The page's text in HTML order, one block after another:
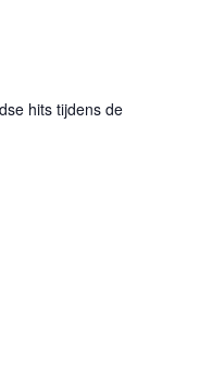
hits tijdens de